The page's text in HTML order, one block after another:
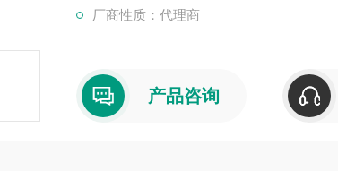
厂商性质：代理商
产品咨询